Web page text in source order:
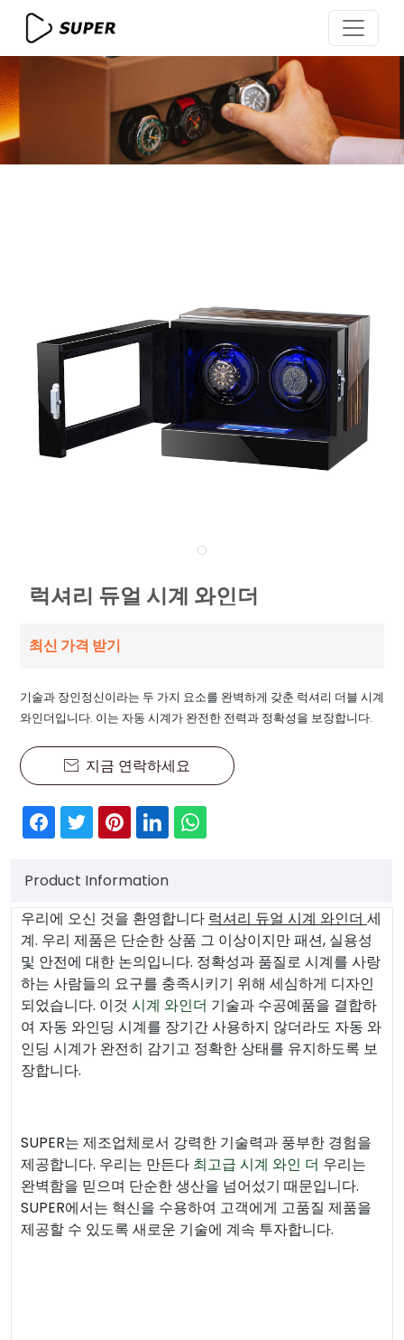
럭셔리 듀얼 시계 와인더
최신 가격 받기
기술과 장인정신이라는 두 가지 요소를 완벽하게 갖춘 럭셔리 더블 시계
와인더입니다. 이는 자동 시계가 완전한 전력과 정확성을 보장합니다.
 지금 연락하세요
Product Information
우리에 오신 것을 환영합니다 럭셔리 듀얼 시계 와인더 세
계. 우리 제품은 단순한 상품 그 이상이지만 패션, 실용성
및 안전에 대한 논의입니다. 정확성과 품질로 시계를 사랑
하는 사람들의 요구를 충족시키기 위해 세심하게 디자인
되었습니다. 이것 시계 와인더 기술과 수공예품을 결합하
여 자동 와인딩 시계를 장기간 사용하지 않더라도 자동 와
인딩 시계가 완전히 감기고 정확한 상태를 유지하도록 보
장합니다.
SUPER는 제조업체로서 강력한 기술력과 풍부한 경험을
제공합니다. 우리는 만든다 최고급 시계 와인 더 우리는
완벽함을 믿으며 단순한 생산을 넘어섰기 때문입니다.
SUPER에서는 혁신을 수용하여 고객에게 고품질 제품을
제공할 수 있도록 새로운 기술에 계속 투자합니다.